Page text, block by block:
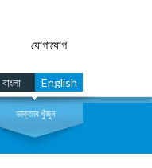
যোগাযোগ
English
বাংলা
ডাক্তার খুঁজুন